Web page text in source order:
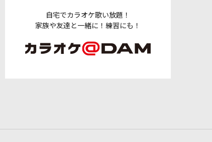
自宅でカラオケ歌い放題！
家族や友達と一緒に！練習にも！